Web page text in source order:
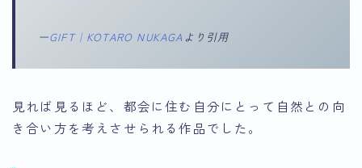
ーGIFT｜KOTARO NUKAGA より引用
見れば見るほど、都会に住む自分にとって自然との向
き合い方を考えさせられる作品でした。